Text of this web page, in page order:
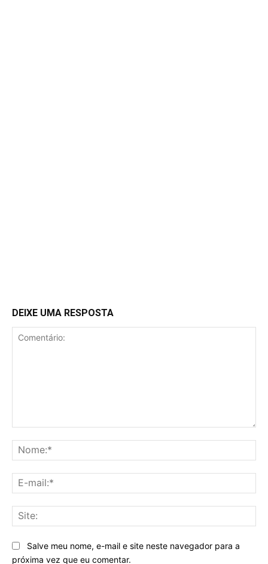
DEIXE UMA RESPOSTA
Salve meu nome, e-mail e site neste navegador para a
próxima vez que eu comentar.